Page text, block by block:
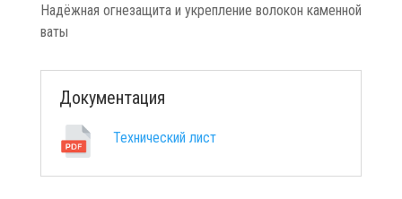
Надёжная огнезащита и укрепление волокон каменной
ваты
Документация
Технический лист